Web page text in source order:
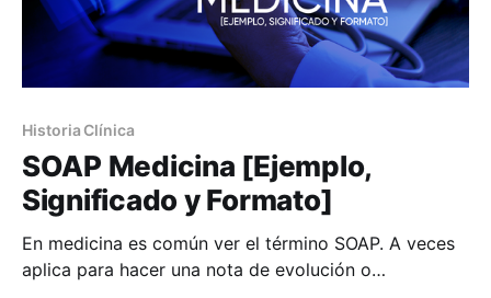
Historia Clínica
SOAP Medicina [Ejemplo,
Significado y Formato]
En medicina es común ver el término SOAP. A veces
aplica para hacer una nota de evolución o